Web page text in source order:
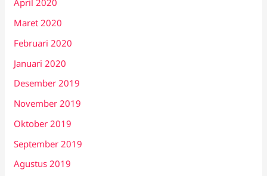
April 2020
Maret 2020
Februari 2020
Januari 2020
Desember 2019
November 2019
Oktober 2019
September 2019
Agustus 2019